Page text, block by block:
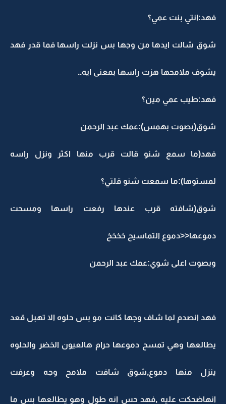
فهد:انتي بنت عمي؟
شوق شالت ايدها من وجها بس نزلت راسها فما قدر فهد
يشوف ملامحها هزت راسها بمعنى ايه..
فهد:طيب عمي مين؟
شوق(بصوت بهمس):عمك عبد الرحمن
فهد(ما سمع شنو قالت قرب منها اكثر ونزل راسه
لمستوها):ما سمعت شنو قلتي؟
شوق(شافته قرب عندها رفعت راسها ومسحت
دموعها<<دموع التماسيح خخخخ
وبصوت اعلى شوي:عمك عبد الرحمن
فهد انصدم لما شاف وجها كانت مو بس حلوه الا تهبل قعد
يطالعها وهي تمسح دموعها حرام هالعيون الخضر والحلوه
ينزل منها دموع,شوق شافت ملامح وجه وعرفت
انهاضحكت عليه ,فهد حس انه طول وهو يطالعها بس ما